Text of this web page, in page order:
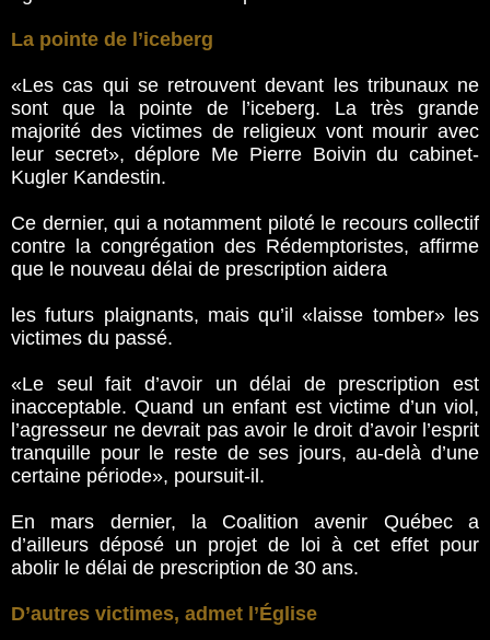
La pointe de l’iceberg
«Les cas qui se retrouvent devant les tribunaux ne
sont que la pointe de l’iceberg. La très grande
majorité des victimes de religieux vont mourir avec
leur secret», déplore Me Pierre Boivin du cabinet­­
Kugler Kandestin.
Ce dernier, qui a notamment piloté le recours collectif
contre la congrégation des Rédemptoristes, affirme
que le nouveau délai de prescription aidera
les futurs plaignants, mais qu’il «laisse tomber» les
victimes du passé.
«Le seul fait d’avoir un délai de prescription est
inacceptable. Quand un enfant est victime d’un viol,
l’agresseur ne devrait pas avoir le droit d’avoir l’esprit
tranquille pour le reste de ses jours, au-delà d’une
certaine période», poursuit-il.
En mars dernier, la Coalition avenir Québec a
d’ailleurs déposé un projet de loi à cet effet pour
abolir le délai de prescription de 30 ans.
D’autres victimes, admet l’Église